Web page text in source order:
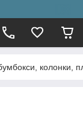
колонки,